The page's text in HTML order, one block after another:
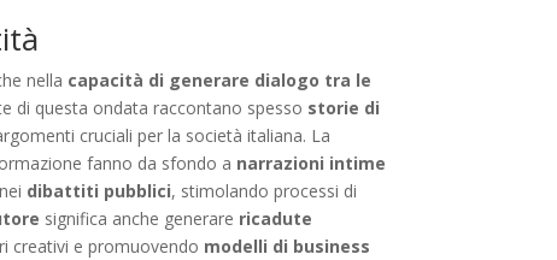
nella capacità di generare dialogo tra le
di questa ondata raccontano spesso storie di
cruciali per la società italiana. La
fanno da sfondo a narrazioni intime
dibattiti pubblici, stimolando processi di
significa anche generare ricadute
creativi e promuovendo modelli di business